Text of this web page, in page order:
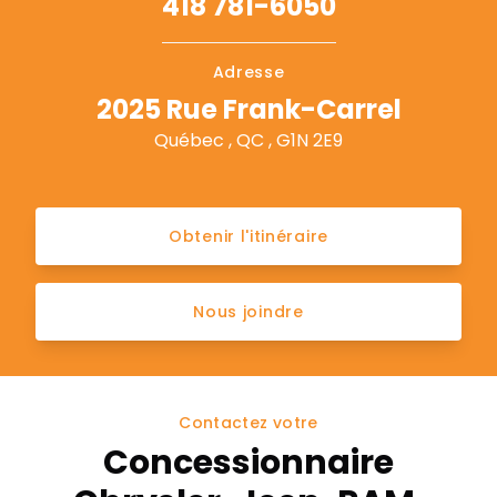
Adresse
2025 Rue Frank-Carrel
Québec , QC , G1N 2E9
Obtenir l'itinéraire
Nous joindre
Contactez votre
Concessionnaire